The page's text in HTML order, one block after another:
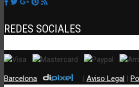
REDES SOCIALES
Barcelona: | Aviso Legal |